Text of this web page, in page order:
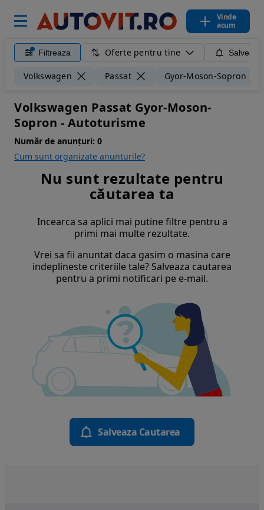
Vinde
acum
Filtreaza Oferte pentru tine
Volkswagen Passat Gyor-Moson-Sopron
Volkswagen Passat Gyor-Moson-
Sopron - Autoturisme
Număr de anunțuri: 0
Cum sunt organizate anunturile?
Nu sunt rezultate pentru
căutarea ta
Incearca sa aplici mai putine filtre pentru a
primi mai multe rezultate.
Vrei sa fii anuntat daca gasim o masina care
indeplineste criteriile tale? Salveaza cautarea
pentru a primi notificari pe e-mail.
Salveaza Cautarea